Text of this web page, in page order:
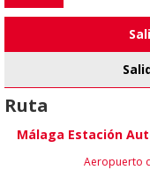
Ruta
Málaga Estación
Aeropuerto